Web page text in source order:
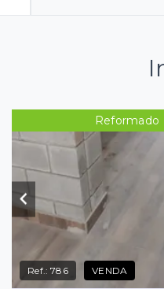
Reformado
Ref.:786 VENDA